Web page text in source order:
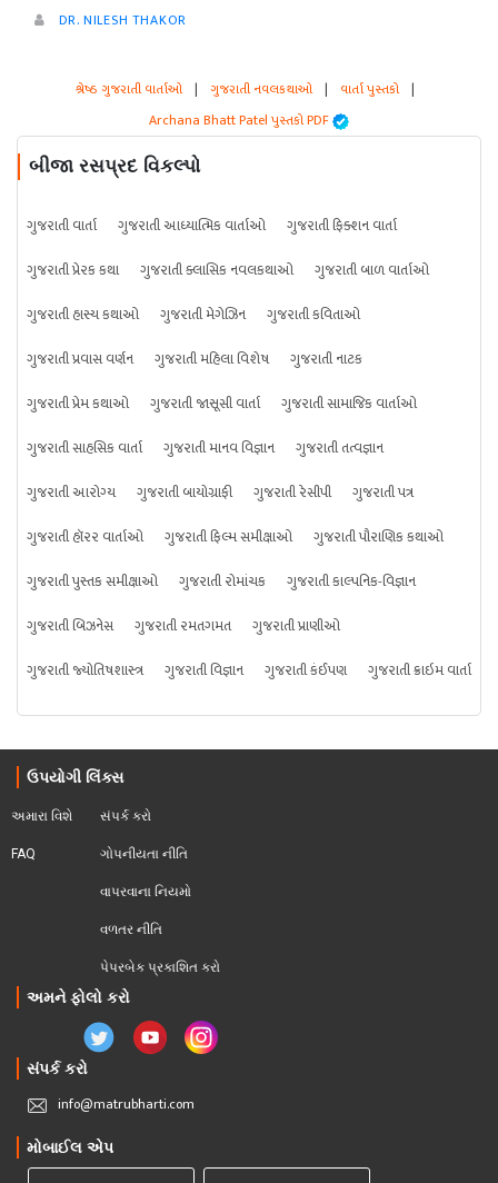
DR. NILESH THAKOR
શ્રેષ્ઠ ગુજરાતી વાર્તાઓ | ગુજરાતી નવલકથાઓ | વાર્તા પુસ્તકો |
Archana Bhatt Patel પુસ્તકો PDF
બીજા રસપ્રદ વિકલ્પો
ગુજરાતી વાર્તા ગુજરાતી આધ્યાત્મિક વાર્તાઓ
ગુજરાતી ફિક્શન વાર્તા
ગુજરાતી પ્રેરક કથા
ગુજરાતી ક્લાસિક નવલકથાઓ
ગુજરાતી બાળ વાર્તાઓ
ગુજરાતી હાસ્ય કથાઓ
ગુજરાતી મેગેઝિન
ગુજરાતી કવિતાઓ
ગુજરાતી પ્રવાસ વર્ણન
ગુજરાતી મહિલા વિશેષ
ગુજરાતી નાટક
ગુજરાતી પ્રેમ કથાઓ
ગુજરાતી જાસૂસી વાર્તા
ગુજરાતી સામાજિક વાર્તાઓ
ગુજરાતી સાહસિક વાર્તા
ગુજરાતી માનવ વિજ્ઞાન
ગુજરાતી તત્વજ્ઞાન
ગુજરાતી આરોગ્ય
ગુજરાતી બાયોગ્રાફી ગુજરાતી રેસીપી
ગુજરાતી પત્ર
ગુજરાતી હૉરર વાર્તાઓ
ગુજરાતી ફિલ્મ સમીક્ષાઓ
ગુજરાતી પૌરાણિક કથાઓ
ગુજરાતી પુસ્તક સમીક્ષાઓ
ગુજરાતી રોમાંચક
ગુજરાતી કાલ્પનિક-વિજ્ઞાન
ગુજરાતી બિઝનેસ
ગુજરાતી રમતગમત
ગુજરાતી પ્રાણીઓ
ગુજરાતી જ્યોતિષશાસ્ત્ર
ગુજરાતી વિજ્ઞાન ગુજરાતી કંઈપણ ગુજરાતી ક્રાઇમ વાર્તા
ઉપયોગી લિંક્સ
અમારા વિશે
FAQ
સંપર્ક કરો
ગોપનીયતા નીતિ
વાપરવાના નિયમો
વળતર નીતિ
પેપરબેક પ્રકાશિત કરો
અમને ફોલો કરો
સંપર્ક કરો
info@matrubharti.com
મોબાઈલ એપ